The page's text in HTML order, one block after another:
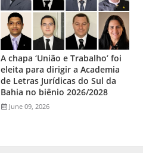
A chapa ‘União e Trabalho’ foi
eleita para dirigir a Academia
de Letras Jurídicas do Sul da
Bahia no biênio 2026/2028
June 09, 2026